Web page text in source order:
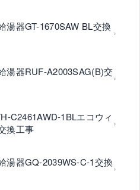
湯器GT-1670SAW BL交換
湯器RUF-A2003SAG(B)交
C2461AWD-1BLエコウィ
換工事
湯器GQ-2039WS-C-1交換